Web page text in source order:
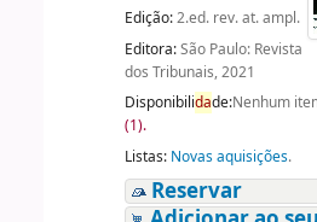
Edição:2.ed. rev. at. ampl.
Editora:São Paulo: Revista
dos Tribunais, 2021
Disponibilidade:Nenhum
(1).
Listas: Novas aquisições.
Reservar